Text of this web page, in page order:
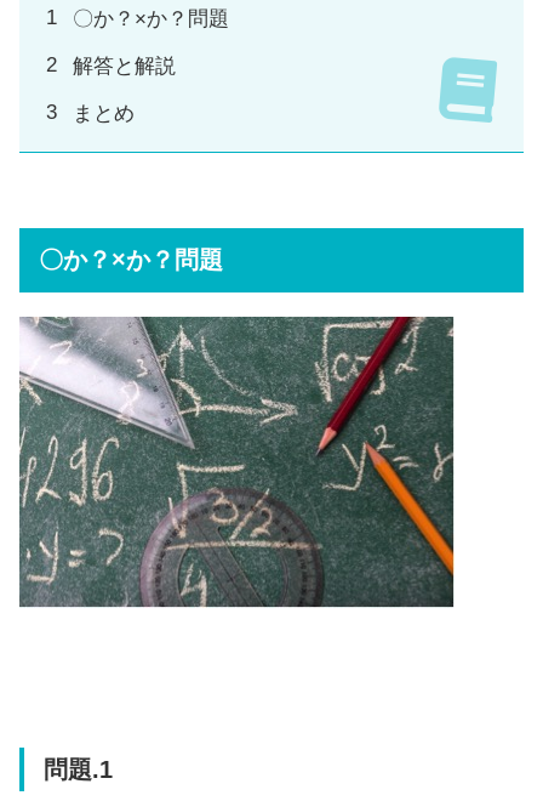
〇か？×か？問題
解答と解説
まとめ
〇か？×か？問題
問題.1